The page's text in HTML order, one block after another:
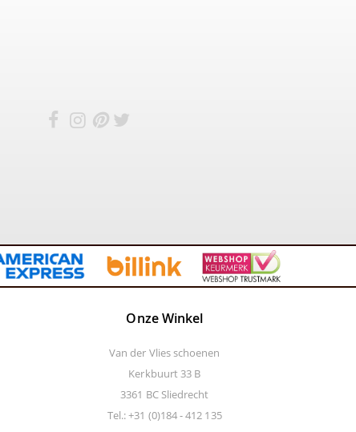
Onze Winkel
Van der Vlies schoenen
Kerkbuurt 33 B
3361 BC Sliedrecht
Tel.: +31 (0)184 - 412 135